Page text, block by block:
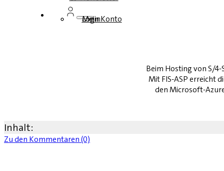
Login
Mein Konto
Beim Hosting von S/
Mit FIS-ASP erreicht
den Microsoft-
Inhalt:
Zu den Kommentaren (0)